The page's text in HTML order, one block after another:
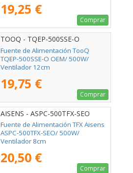
19,25 €
Comprar
TOOQ - TQEP-500SSE-O
Fuente de Alimentación TooQ
TQEP-500SSE-O OEM/ 500W/
Ventilador 12cm
19,75 €
Comprar
AISENS - ASPC-500TFX-SEO
Fuente de Alimentación TFX Aisens
ASPC-500TFX-SEO/ 500W/
Ventilador 8cm
20,50 €
Comprar